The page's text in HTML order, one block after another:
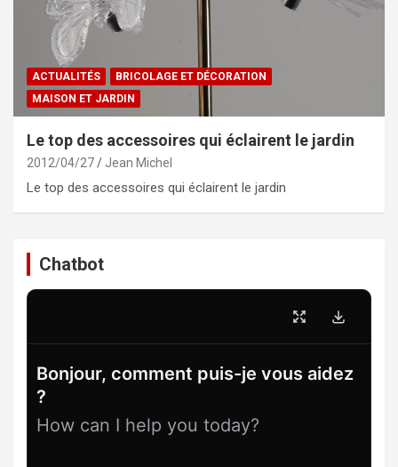
ACTUALITÉS
BRICOLAGE ET DÉCORATION
MAISON ET JARDIN
Le top des accessoires qui éclairent le jardin
2012/04/27 Jean Michel
Le top des accessoires qui éclairent le jardin
Chatbot
Bonjour, comment puis-je vous aidez
?
How can I help you today?